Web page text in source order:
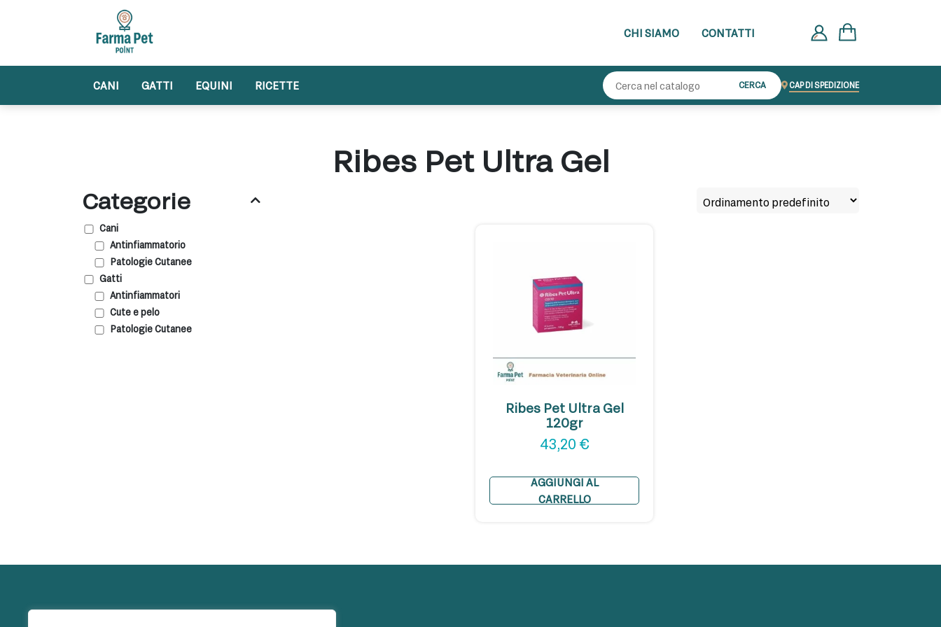
CHI SIAMO CONTATTI
CANI GATTI EQUINI RICETTE CERCA CAP DI SPEDIZIONE
Ribes Pet Ultra Gel
Categorie
Cani
Antinfiammatorio
Patologie Cutanee
Gatti
Antinfiammatori
Cute e pelo
Patologie Cutanee
Ribes Pet Ultra Gel
120gr
43,20 €
AGGIUNGI AL
CARRELLO